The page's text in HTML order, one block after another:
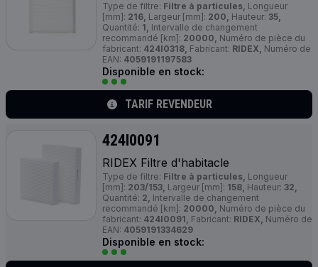
Type de filtre: Filtre à particules, Longueur
[mm]: 216, Largeur [mm]: 200, Hauteur: 35,
Quantité: 1, Intervalle de changement
recommandé [km]: 20000, Numéro de pièce du
fabricant: 424I0318, Fabricant: RIDEX, Numéro de
EAN: 4059191197583
Disponible en stock:
TARIF REVENDEUR
424I0091
RIDEX Filtre d'habitacle
Type de filtre: Filtre à particules, Longueur
[mm]: 203/153, Largeur [mm]: 158, Hauteur: 32,
Quantité: 2, Intervalle de changement
recommandé [km]: 20000, Numéro de pièce du
fabricant: 424I0091, Fabricant: RIDEX, Numéro de
EAN: 4059191334629
Disponible en stock: